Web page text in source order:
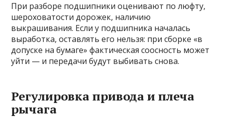
При разборе подшипники оценивают по люфту,
шероховатости дорожек, наличию
выкрашивания. Если у подшипника началась
выработка, оставлять его нельзя: при сборке «в
допуске на бумаге» фактическая соосность может
уйти — и передачи будут выбивать снова.
Регулировка привода и плеча
рычага